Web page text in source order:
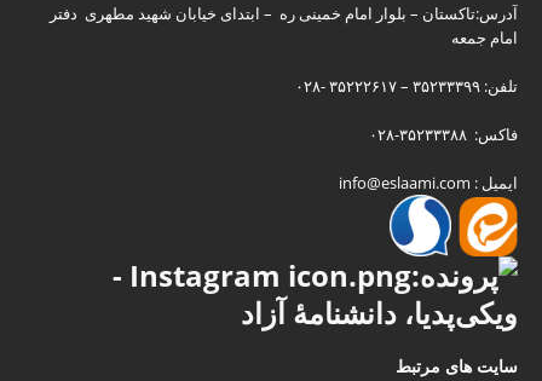
آدرس:تاکستان – بلوار امام خمینی ره – ابتدای خیابان شهید مطهری دفتر
امام جمعه
تلفن: ۳۵۲۳۳۳۹۹ – ۳۵۲۲۲۶۱۷ -۰۲۸
فاکس: ۳۵۲۳۳۳۸۸-۰۲۸
ایمیل : info@eslaami.com
سایت های مرتبط